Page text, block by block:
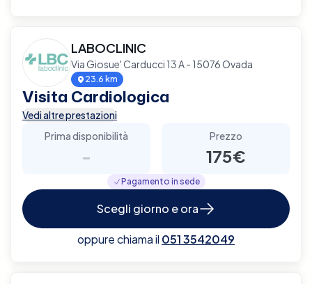
LABOCLINIC
Via Giosue' Carducci 13 A - 15076 Ovada
23.6 km
Visita Cardiologica
Vedi altre prestazioni
Prima disponibilità
-
Prezzo
175€
Pagamento in sede
Scegli giorno e ora
oppure chiama il 051 3542049